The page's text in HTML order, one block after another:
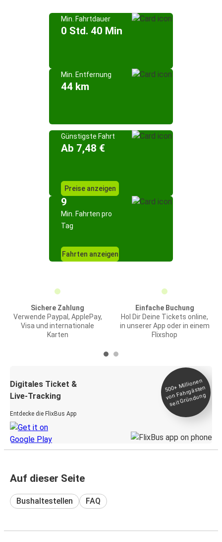
Min. Fahrtdauer
0 Std. 40 Min
Min. Entfernung
44 km
Günstigste Fahrt
Ab 7,48 €
Preise anzeigen
9
Min. Fahrten pro
Tag
Fahrten anzeigen
Sichere Zahlung
Verwende Paypal, ApplePay,
Visa und internationale
Karten
Einfache Buchung
Hol Dir Deine Tickets online,
in unserer App oder in einem
Flixshop
Digitales Ticket &
Live-Tracking
Entdecke die FlixBus App
500+
Millionen
von Fahrgästen
seit
Gründung
Auf dieser Seite
Bushaltestellen FAQ